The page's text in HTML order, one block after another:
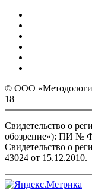
© ООО
18+
Свидетельство о
обозрение»): ПИ №
Свидетельство о
43024 от 15.12.2010.